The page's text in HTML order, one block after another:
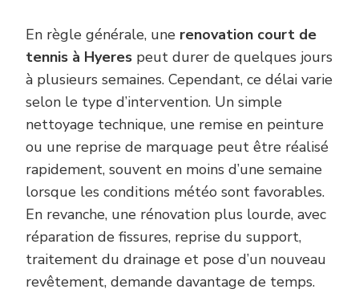
En règle générale, une renovation court de
tennis à Hyeres peut durer de quelques jours
à plusieurs semaines. Cependant, ce délai varie
selon le type d’intervention. Un simple
nettoyage technique, une remise en peinture
ou une reprise de marquage peut être réalisé
rapidement, souvent en moins d’une semaine
lorsque les conditions météo sont favorables.
En revanche, une rénovation plus lourde, avec
réparation de fissures, reprise du support,
traitement du drainage et pose d’un nouveau
revêtement, demande davantage de temps.